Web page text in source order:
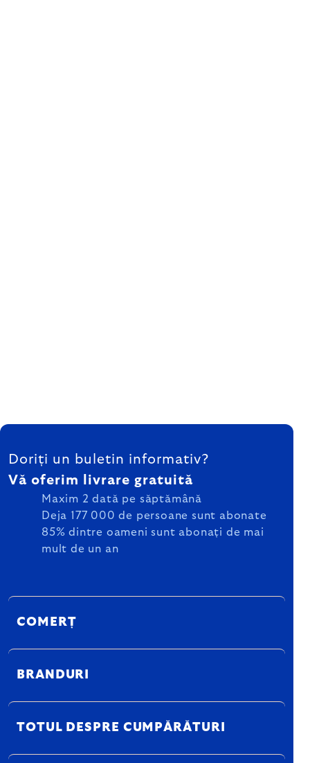
SUBSOL
Doriți un buletin informativ?
Vă oferim livrare gratuită
Maxim 2 dată pe săptămână
Deja 177 000 de persoane sunt abonate
85% dintre oameni sunt abonați de mai
mult de un an
COMERȚ
BRANDURI
TOTUL DESPRE CUMPĂRĂTURI